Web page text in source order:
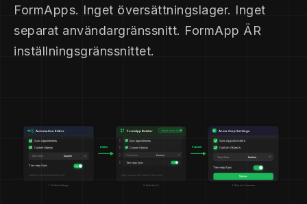
FormApps. Inget översättningslager. Inget
separat användargränssnitt. FormApp ÄR
inställningsgränssnittet.